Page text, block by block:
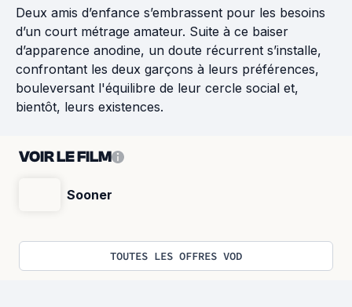
Deux amis d’enfance s’embrassent pour les besoins
d’un court métrage amateur. Suite à ce baiser
d’apparence anodine, un doute récurrent s’installe,
confrontant les deux garçons à leurs préférences,
bouleversant l'équilibre de leur cercle social et,
bientôt, leurs existences.
VOIR LE FILM
Sooner
TOUTES LES OFFRES VOD